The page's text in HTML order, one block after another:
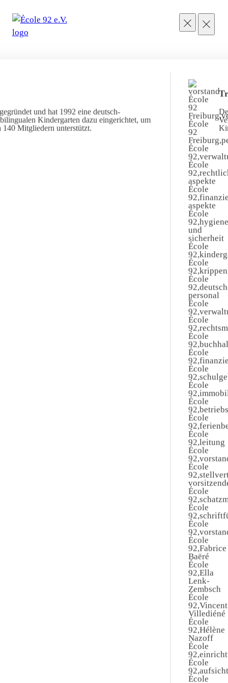
und hat 1992 eine deutsch-
Kindergarten dazu eingerichtet, um
Mitgliedern unterstützt.